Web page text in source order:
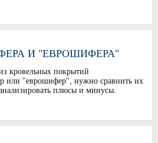
И "ЕВРОШИФЕРА"
кровельных покрытий
или "еврошифер", нужно сравнить их
плюсы и минусы.